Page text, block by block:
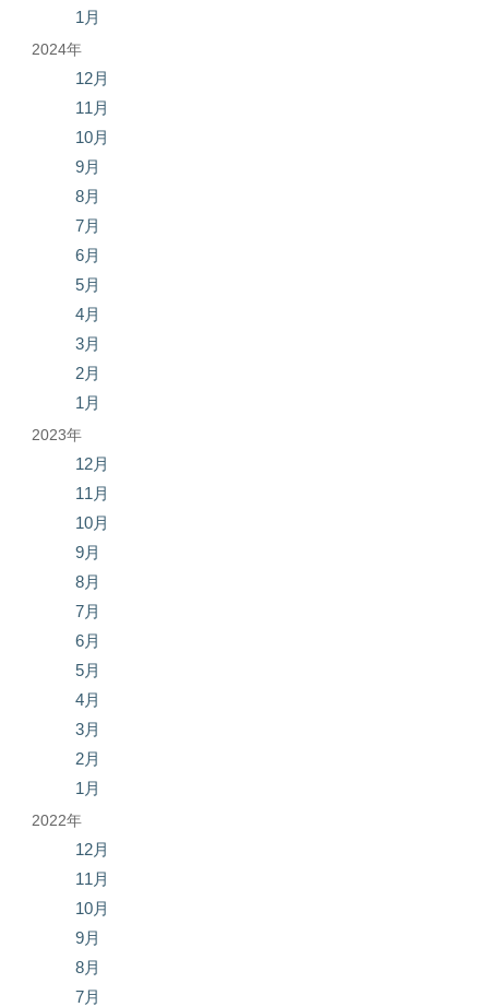
1月
2024年
12月
11月
10月
9月
8月
7月
6月
5月
4月
3月
2月
1月
2023年
12月
11月
10月
9月
8月
7月
6月
5月
4月
3月
2月
1月
2022年
12月
11月
10月
9月
8月
7月